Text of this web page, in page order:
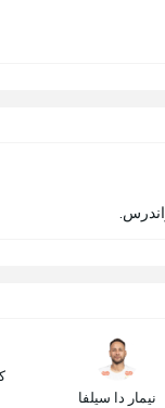
نيمار دا سيلفا